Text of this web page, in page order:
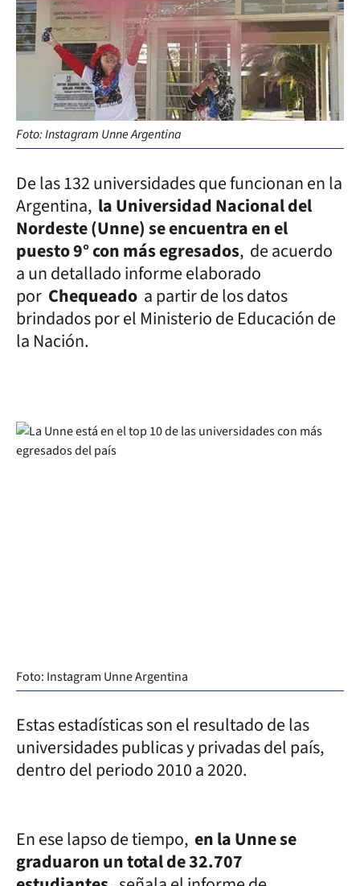
Foto: Instagram Unne Argentina
De las 132 universidades que funcionan en la
Argentina, la Universidad Nacional del
Nordeste (Unne) se encuentra en el
puesto 9° con más egresados, de acuerdo
a un detallado informe elaborado
por Chequeado a partir de los datos
brindados por el Ministerio de Educación de
la Nación.
Foto: Instagram Unne Argentina
Estas estadísticas son el resultado de las
universidades publicas y privadas del país,
dentro del periodo 2010 a 2020.
En ese lapso de tiempo, en la Unne se
graduaron un total de 32.707